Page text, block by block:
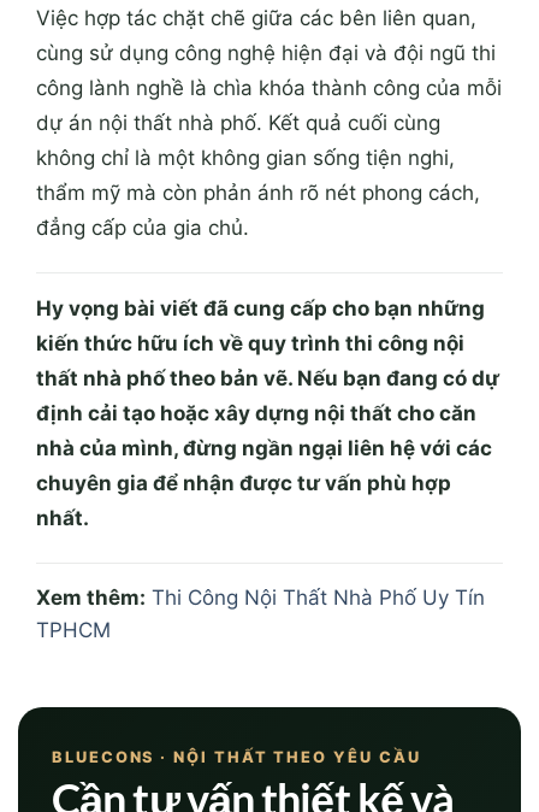
thẩm mỹ mà còn phản ánh rõ nét phong cách,
đẳng cấp của gia chủ.
Hy vọng bài viết đã cung cấp cho bạn những
kiến thức hữu ích về quy trình thi công nội
thất nhà phố theo bản vẽ. Nếu bạn đang có dự
chuyên gia để nhận được tư vấn phù hợp
Xem thêm: Thi Công Nội Thất Nhà Phố Uy Tín
TPHCM
BLUECONS · NỘI THẤT THEO YÊU CẦU
Cần tư vấn thiết kế và
báo giá?
Gửi kích thước hoặc mặt bằng để Bluecons đề
xuất phương án phù hợp.